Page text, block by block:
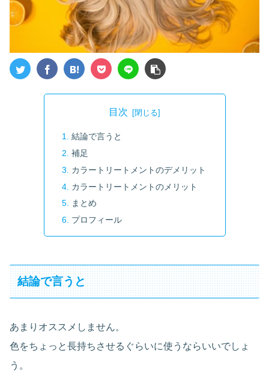
目次
結論で言うと
補足
カラートリートメントのデメリット
カラートリートメントのメリット
まとめ
プロフィール
結論で言うと
あまりオススメしません。
色をちょっと長持ちさせるぐらいに使うならいいでしょ
う。